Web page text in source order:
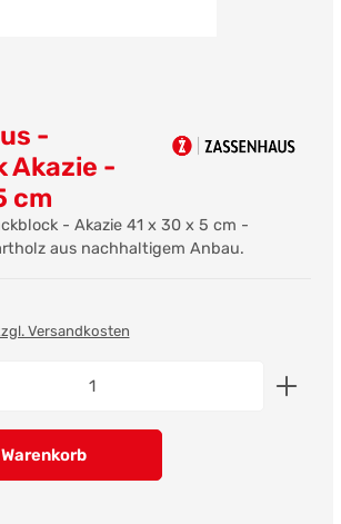
-
Akazie -
cm
- Akazie 41 x 30 x 5 cm -
aus nachhaltigem Anbau.
Versandkosten
Gib den gewünschten Wert ein